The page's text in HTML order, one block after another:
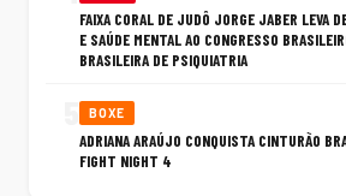
FAIXA CORAL DE JUDÔ JORGE JABER LEVA
E SAÚDE MENTAL AO CONGRESSO
BRASILEIRA DE PSIQUIATRIA
BOXE
ADRIANA ARAÚJO CONQUISTA CINTURÃO
FIGHT NIGHT 4